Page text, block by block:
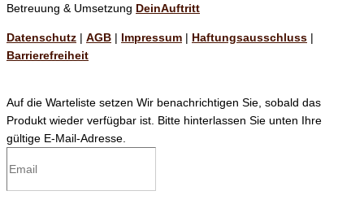
Betreuung & Umsetzung DeinAuftritt
Datenschutz | AGB | Impressum | Haftungsausschluss |
Barrierefreiheit
Auf die Warteliste setzen Wir benachrichtigen Sie, sobald das
Produkt wieder verfügbar ist. Bitte hinterlassen Sie unten Ihre
gültige E-Mail-Adresse.